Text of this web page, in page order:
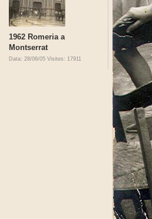
1962 Romeria a
Montserrat
Data: 28/06/05 Visites: 17911